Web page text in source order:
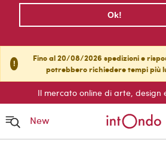
Ok!
!
Fino al 20/08/2026 spedizioni e
potrebbero richiedere tempi più
Il mercato online di arte,
New